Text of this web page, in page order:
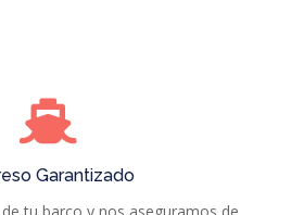
Garantizado